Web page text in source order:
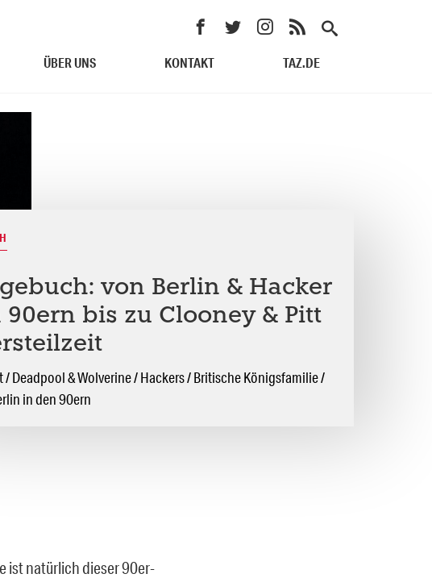
ÜBER UNS KONTAKT TAZ.DE
von Berlin & Hacker
90ern bis zu Clooney & Pitt
/ Deadpool & Wolverine / Hackers / Britische Königsfamilie /
in den 90ern
ist natürlich dieser 90er-